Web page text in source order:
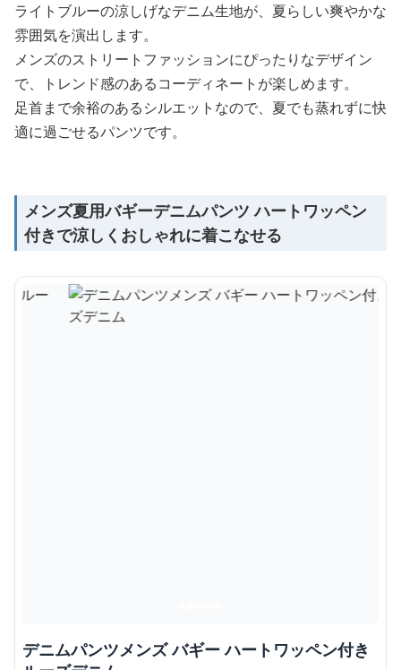
ライトブルーの涼しげなデニム生地が、夏らしい爽やかな
雰囲気を演出します。
メンズのストリートファッションにぴったりなデザイン
で、トレンド感のあるコーディネートが楽しめます。
足首まで余裕のあるシルエットなので、夏でも蒸れずに快
適に過ごせるパンツです。
メンズ夏用バギーデニムパンツ ハートワッペン
付きで涼しくおしゃれに着こなせる
デニムパンツメンズ バギー ハートワッペン付き